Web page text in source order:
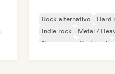
Rock alternativo Hard
Indie rock
Metal /
New wave
Post punk